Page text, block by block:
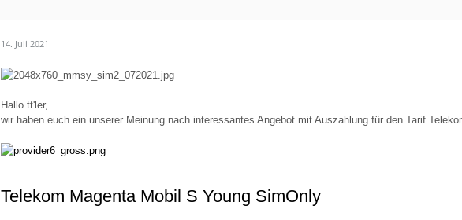
14. Juli 2021
Hallo tt'ler,
wir haben euch ein unserer Meinung nach interessantes Angebot mit Auszahlung für den Tarif
Telekom Magenta Mobil S Young SimOnly